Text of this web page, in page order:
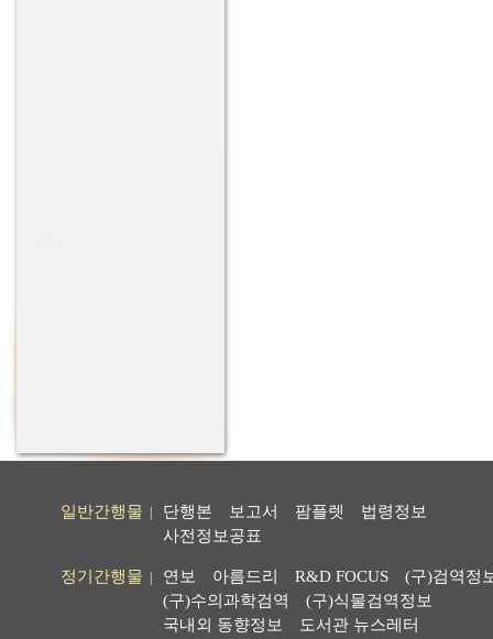
일반간행물 단행본 보고서 팜플렛
법령정보
사전정보공표
정기간행물 연보 아름드리 R&D FOCUS
(구)검역정
(구)수의과학검역
(구)식물검역정보
국내외 동향정보
도서관 뉴스레터